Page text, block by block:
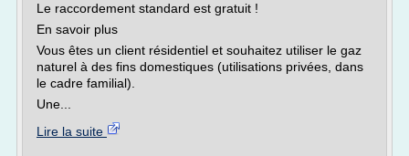
Le raccordement standard est gratuit !
En savoir plus
Vous êtes un client résidentiel et souhaitez utiliser le gaz
naturel à des fins domestiques (utilisations privées, dans
le cadre familial).
Une...
Lire la suite